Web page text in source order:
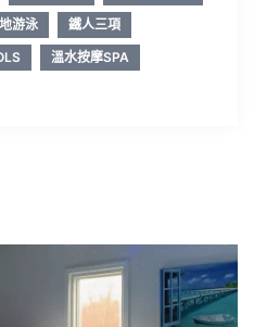
游泳
鐵人三項
溫水按摩SPA